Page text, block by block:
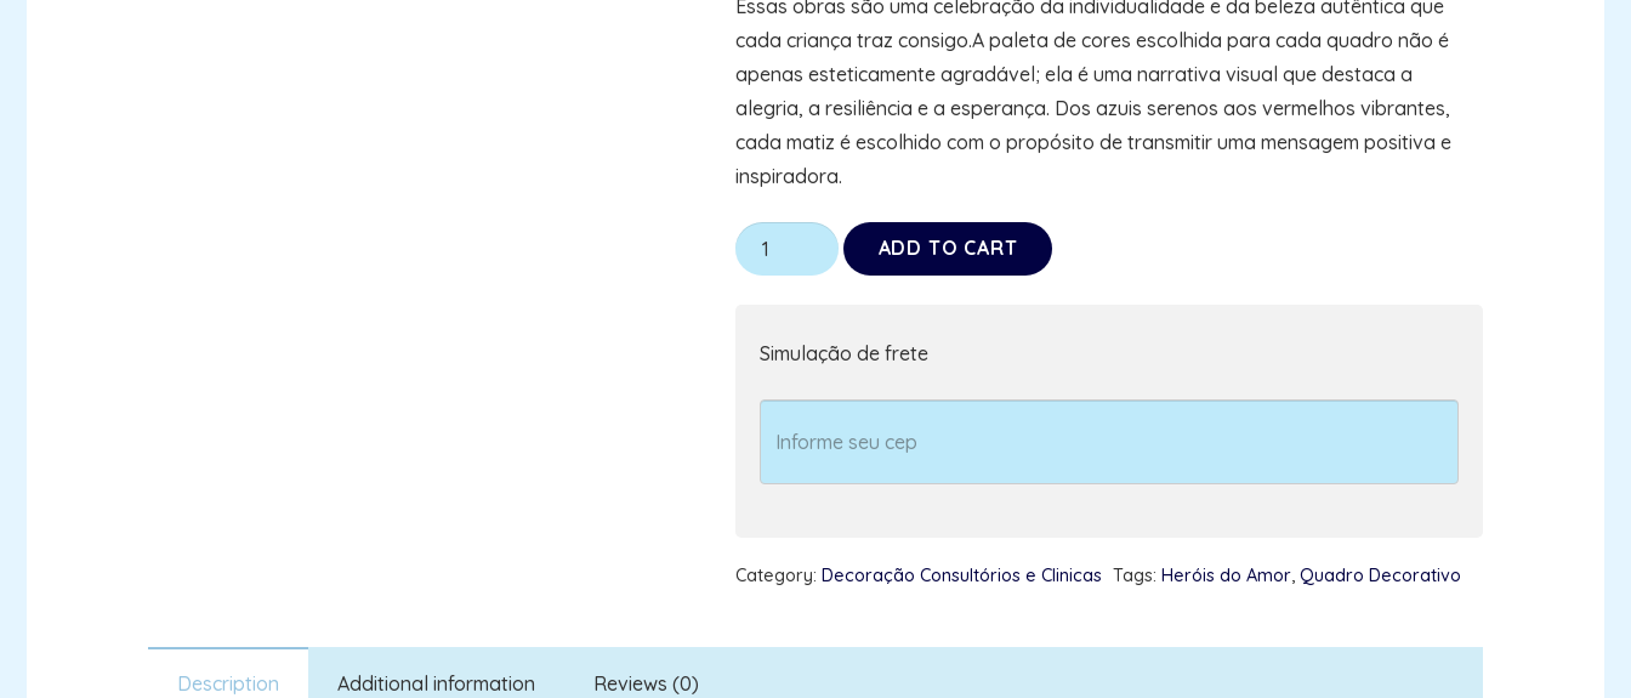
Essas obras são uma celebração da individualidade e da beleza autêntica que
cada criança traz consigo.A paleta de cores escolhida para cada quadro não é
apenas esteticamente agradável; ela é uma narrativa visual que destaca a
alegria, a resiliência e a esperança. Dos azuis serenos aos vermelhos vibrantes,
cada matiz é escolhido com o propósito de transmitir uma mensagem positiva e
inspiradora.
Quadro
Decorativo
Bondade
para
Clinicas
quantity
ADD TO CART
Simulação de frete
Category: Decoração Consultórios e Clinicas Tags: Heróis do Amor, Quadro Decorativo
Description Additional information Reviews (0)